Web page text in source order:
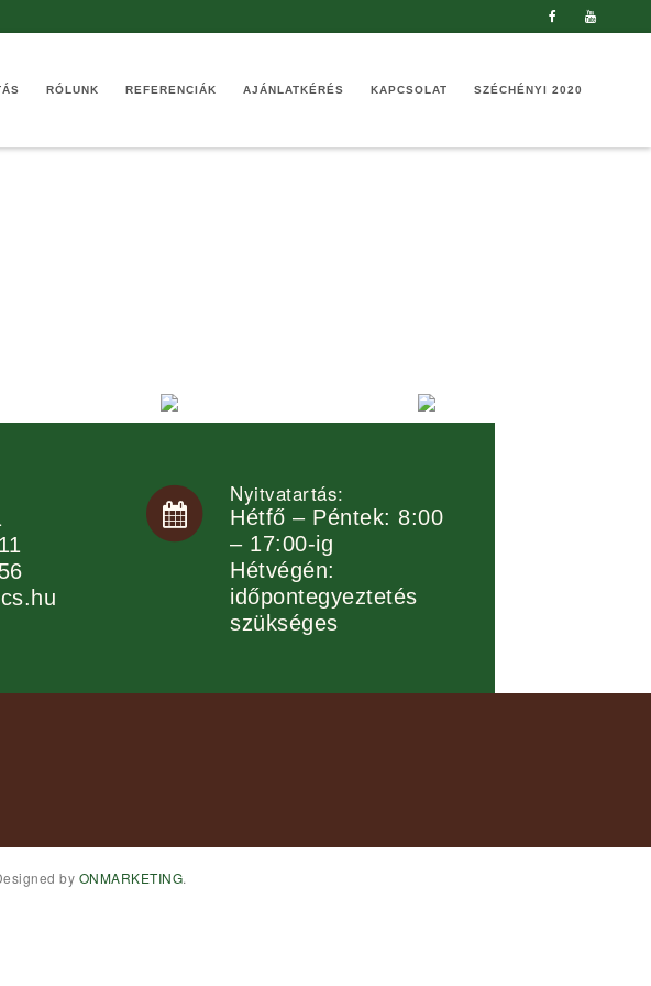
RÓLUNK REFERENCIÁK AJÁNLATKÉRÉS KAPCSOLAT SZÉCHÉNYI 2020
Nyitvatartás:
Hétfő – Péntek: 8:00
– 17:00-ig
Hétvégén:
időpontegyeztetés
szükséges
by ONMARKETING.